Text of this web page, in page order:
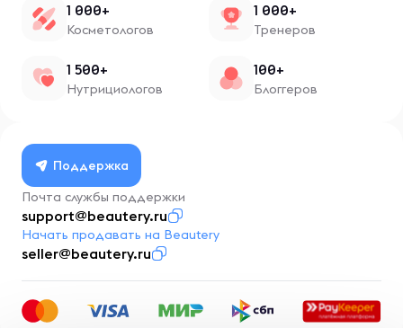
1 000+
Косметологов
1 000+
Тренеров
1 500+
Нутрициологов
100+
Блоггеров
Поддержка
Почта службы поддержки
support@beautery.ru
Начать продавать на Beautery
seller@beautery.ru